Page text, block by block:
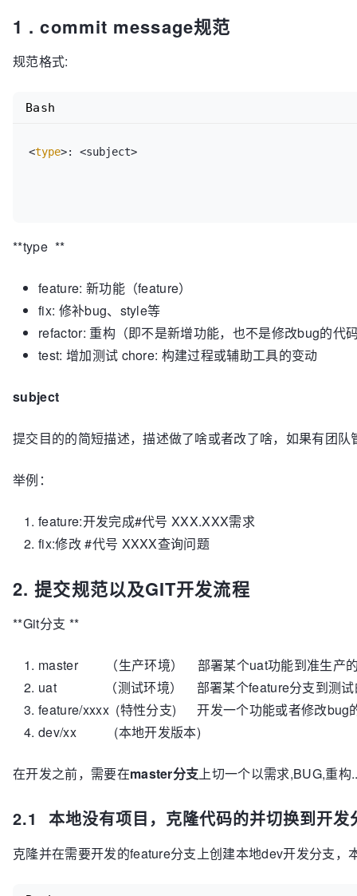
1 . commit message规范
规范格式:
<type>: <subject>
Bash
**type **
feature: 新功能（feature）
fix: 修补bug、style等
refactor: 重构（即不是新增功能，也不是修改bug的代
test: 增加测试 chore: 构建过程或辅助工具的变动
subject
提交目的的简短描述，描述做了啥或者改了啥，如果有团
举例：
feature:开发完成#代号 XXX.XXX需求
fix:修改 #代号 XXXX查询问题
2. 提交规范以及GIT开发流程
**Git分支 **
master （生产环境） 部署某个uat功能到准生产的
uat （测试环境） 部署某个feature分支到测试的
feature/xxxx (特性分支) 开发一个功能或者修改bug
dev/xx (本地开发版本)
在开发之前，需要在master分支上切一个以需求,BUG,重构
2.1 本地没有项目，克隆代码的并切换到开发
克隆并在需要开发的feature分支上创建本地dev开发分支，